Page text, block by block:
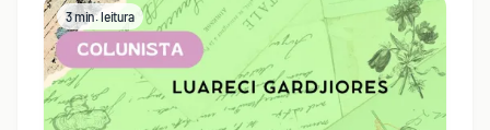
3 min. leitura